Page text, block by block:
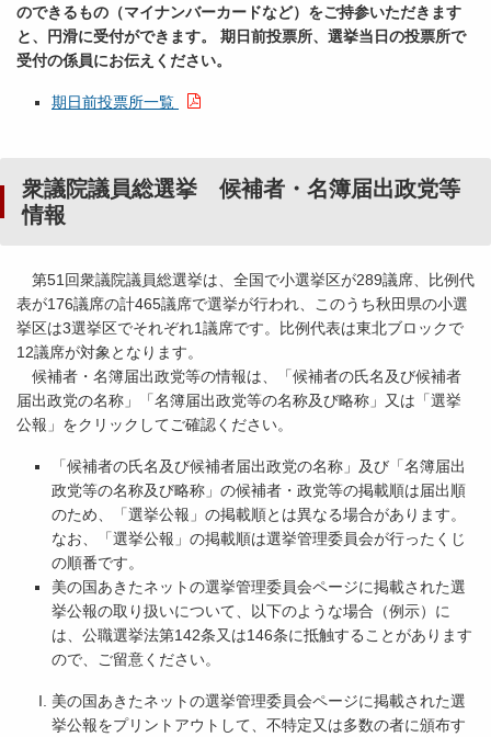
のできるもの（マイナンバーカードなど）をご持参いただきます
と、円滑に受付ができます。 期日前投票所、選挙当日の投票所で
受付の係員にお伝えください。
期日前投票所一覧
衆議院議員総選挙 候補者・名簿届出政党等
情報
第51回衆議院議員総選挙は、全国で小選挙区が289議席、比例代
表が176議席の計465議席で選挙が行われ、このうち秋田県の小選
挙区は3選挙区でそれぞれ1議席です。比例代表は東北ブロックで
12議席が対象となります。
候補者・名簿届出政党等の情報は、「候補者の氏名及び候補者
届出政党の名称」「名簿届出政党等の名称及び略称」又は「選挙
公報」をクリックしてご確認ください。
「候補者の氏名及び候補者届出政党の名称」及び「名簿届出
政党等の名称及び略称」の候補者・政党等の掲載順は届出順
のため、「選挙公報」の掲載順とは異なる場合があります。
なお、「選挙公報」の掲載順は選挙管理委員会が行ったくじ
の順番です。
美の国あきたネットの選挙管理委員会ページに掲載された選
挙公報の取り扱いについて、以下のような場合（例示）に
は、公職選挙法第142条又は146条に抵触することがあります
ので、ご留意ください。
美の国あきたネットの選挙管理委員会ページに掲載された選
挙公報をプリントアウトして、不特定又は多数の者に頒布す